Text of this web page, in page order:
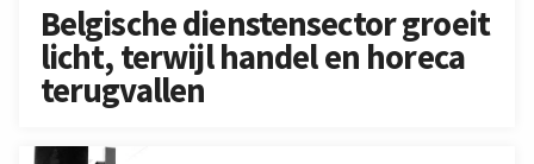
Belgische dienstensector groeit
licht, terwijl handel en horeca
terugvallen